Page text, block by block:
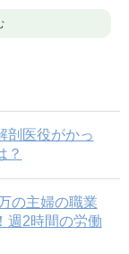
剖医役がかっ
？
の主婦の職業
週2時間の労働